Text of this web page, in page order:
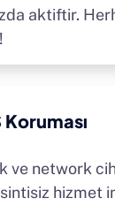
aktiftir.
Koruması
ve network
hizmet